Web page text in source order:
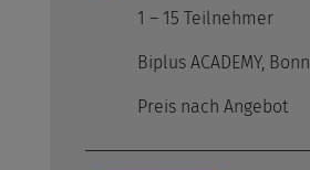
1 – 15 Teilnehmer
Biplus ACADEMY, Bonn
Preis nach Angebot